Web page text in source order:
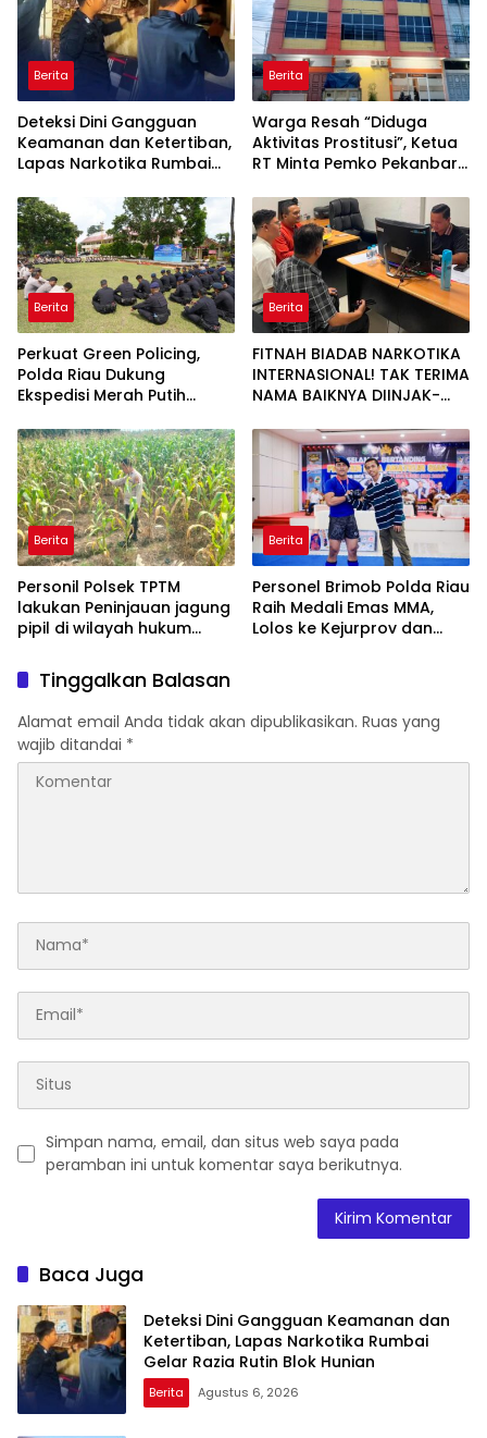
Berita
Deteksi Dini Gangguan
Keamanan dan Ketertiban,
Lapas Narkotika Rumbai
Hunian
Berita
Warga Resah “Diduga
Aktivitas Prostitusi”, Ketua
RT Minta Pemko Pekanbaru
Aktivitas Z Homestay di
Jalan Tanjung Datuk
Berita
Perkuat Green Policing,
Polda Riau Dukung
Ekspedisi Merah Putih
Penanaman Mangrove
Berita
FITNAH BIADAB NARKOTIKA
INTERNASIONAL! TAK TERIMA
NAMA BAIKNYA DIINJAK-
DECLARE WAR: SIAP Bantai
DAN SERET AKUN PEMBUNUH
KARAKTER KE PENJARA
POLDA KEPRI!
Berita
Personil Polsek TPTM
lakukan Peninjauan jagung
pipil di wilayah hukum
Berita
Personel Brimob Polda Riau
Raih Medali Emas MMA,
Lolos ke Kejurprov dan
Tinggalkan Balasan
Alamat email Anda tidak akan dipublikasikan. Ruas yang
wajib ditandai *
Simpan nama, email, dan situs web saya pada
peramban ini untuk komentar saya berikutnya.
Baca Juga
Deteksi Dini Gangguan Keamanan dan
Ketertiban, Lapas Narkotika Rumbai
Gelar Razia Rutin Blok Hunian
Berita Agustus 6, 2026